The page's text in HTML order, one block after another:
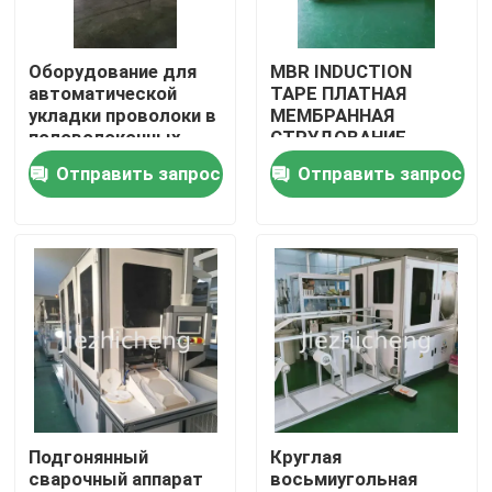
О нас
Экскурсия по заводу
Контроль качества
Свяжитесь с нами
Запросите цитату
Машины упаковки медицинской службы
Медицинское оборудование делая машину
Оборудование для
автоматической
укладки проволоки в
половолоконных
мембранах
Отправить запрос
MBR INDUCTION
TAPE ПЛАТНАЯ
МЕМБРАННАЯ
СТРУДОВАНИЕ
Отправить запрос
Подгонянный
сварочный аппарат
Круглая
восьмиугольная